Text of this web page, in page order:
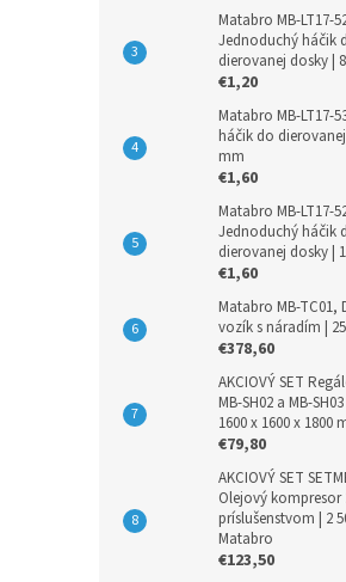
Matabro MB-LT17-
Jednoduchý háčik
dierovanej dosky |
€1,20
Matabro MB-LT17-
háčik do
mm
€1,60
Matabro MB-LT17-
Jednoduchý háčik
dierovanej dosky |
€1,60
Matabro MB-TC01,
vozík s náradím |
€378,60
AKCIOVÝ SET
MB-SH02 a MB-
1600 x 1600 x 1800
€79,80
AKCIOVÝ SET
Olejový kompresor
príslušenstvom | 2
Matabro
€123,50